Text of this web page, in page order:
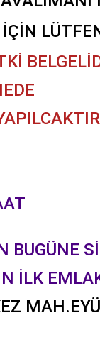
BUGÜNE
İLK